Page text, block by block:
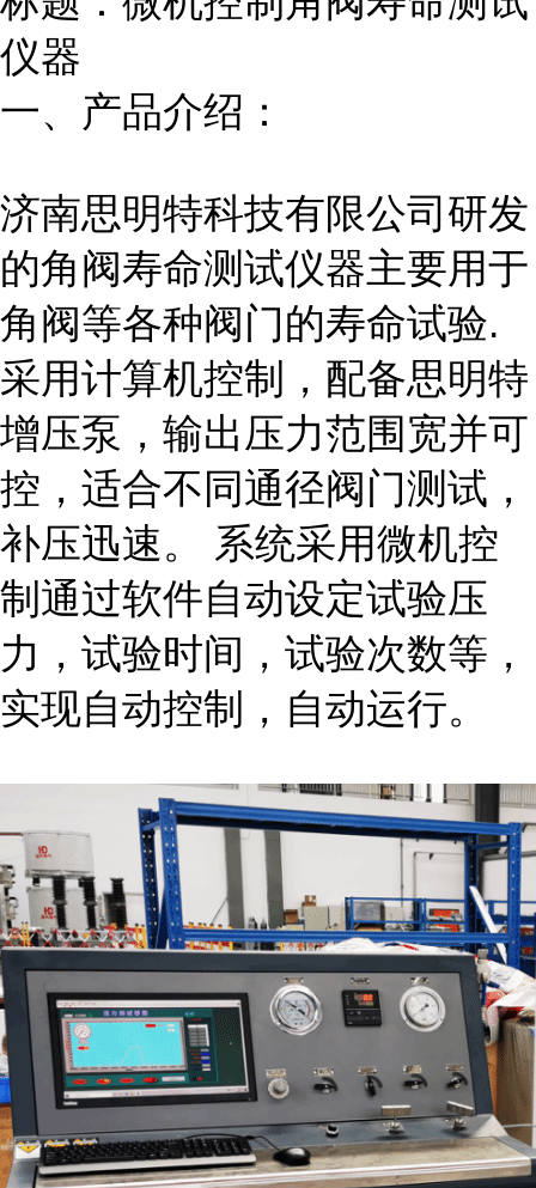
仪器
一、产品介绍：
济南思明特科技有限公司研发
的角阀寿命测试仪器主要用于
角阀等各种阀门的寿命试验.
采用计算机控制，配备思明特
增压泵，输出压力范围宽并可
控，适合不同通径阀门测试，
补压迅速。 系统采用微机控
制通过软件自动设定试验压
力，试验时间，试验次数等，
实现自动控制，自动运行。